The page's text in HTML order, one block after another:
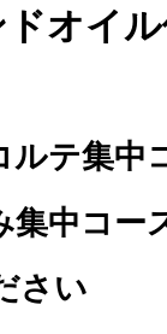
オイ
テ集中
中コー
さい